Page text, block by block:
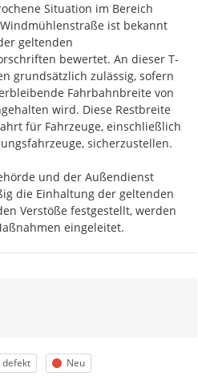
Situation im Bereich
ist bekannt
geltenden
bewertet. An dieser T-
grundsätzlich zulässig, sofern
Fahrbahnbreite von
wird. Diese Restbreite
für Fahrzeuge, einschließlich
sicherzustellen.
und der Außendienst
die Einhaltung der geltenden
Verstöße festgestellt, werden
eingeleitet.
defekt Status
Neu